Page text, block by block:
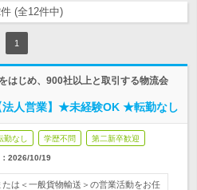
(全12件中)
1
はじめ、900社以上と取引する物流会
法人営業】★未経験OK ★転勤なし
勤なし 学歴不問 第二新卒歓迎
2026/10/19
は＜一般貨物輸送＞の営業活動をお任